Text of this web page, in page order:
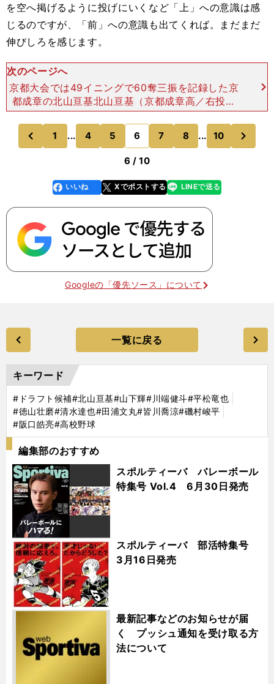
を空へ掲げるように投げにいくなど「上」への意識は感
じるのですが、「前」への意識も出てくれば。まだまだ
伸びしろを感じます。
次のページへ
京都大会では49イニングで60奪三振を記録した京
都成章の北山亘基北山亘基（京都成章高／右投右
打）小気味いいピッチングをする投手ですね。スピ
ードガンの数字より、キレで勝負するタイプ。140
キロ前後でも、
前
1 ... 4 5 6 7 8 ... 10
6 / 10
faceboo
k
いいね Xでポストする
line LINEで送る
Googleの「優先ソース」について
一覧に戻る
キーワード
#ドラフト候補#北山亘基#山下輝#川端健斗#平松竜也
#徳山壮磨#清水達也#田浦文丸#皆川喬涼#磯村峻平
#阪口皓亮#高校野球
編集部のおすすめ
スポルティーバ バレーボール
特集号 Vol.4 6月30日発売
スポルティーバ 部活特集号
3月16日発売
最新記事などのお知らせが届
く プッシュ通知を受け取る方
法について